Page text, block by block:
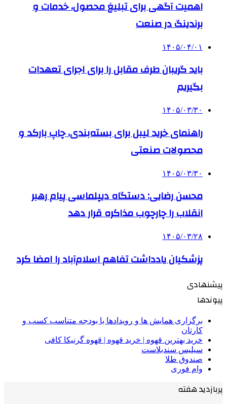
اهمیت آگهی برای تبلیغ محصول، خدمات و
برندینگ در صنعت
۱۴۰۵/۰۴/۰۱
باید گریبان طرف مقابل را برای اجرای تعهدات
بگیریم
۱۴۰۵/۰۳/۳۰
راهنمای خرید لیبل برای بسته‌بندی، چاپ بارکد و
محصولات صنعتی
۱۴۰۵/۰۳/۳۰
محسن رضایی: دستگاه دیپلماسی پیام رهبر
انقلاب را چارچوب مذاکره قرار دهد
۱۴۰۵/۰۳/۲۸
پزشکیان یادداشت تفاهم اسلام‌آباد را امضا کرد
پیشنهادی
پیوندها
برگزاری همایش ها و رویدادها با بودجه متناسب کسب و
کارتان
خرید بهترین قهوه | خرید قهوه | قهوه گرنیکا کافی
سیلیس سندبلاست
صندوق طلا
وام فوری
پربازدید هفته